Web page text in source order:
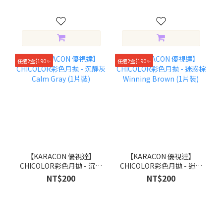
任選2盒$190✨
【KARACON 優視達】
CHICOLOR彩色月拋 - 沉靜
灰 Calm Gray (1片裝)
NT$200
任選2盒$190✨
【KARACON 優視達】
CHICOLOR彩色月拋 - 迷惑
棕 Winning Brown (1片
裝)
NT$200